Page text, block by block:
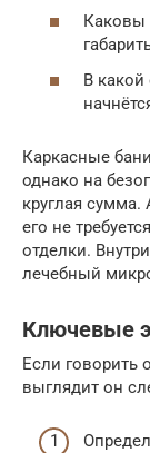
Каковы
В какой
Каркасные
однако на
круглая сумма.
его не
отделки.
лечебный
Ключевые
Если говорить
выглядит он